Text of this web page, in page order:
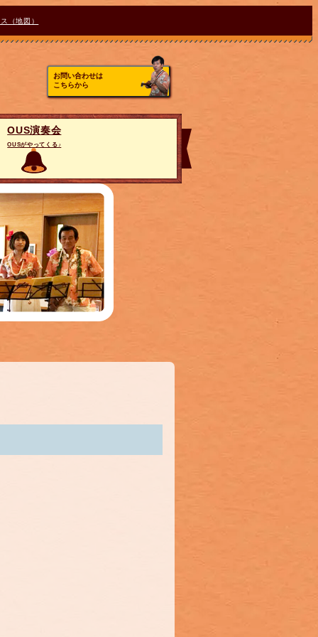
（地図）
お問い合わせは
こちらから
OUS演奏会
OUSがやってくる♪